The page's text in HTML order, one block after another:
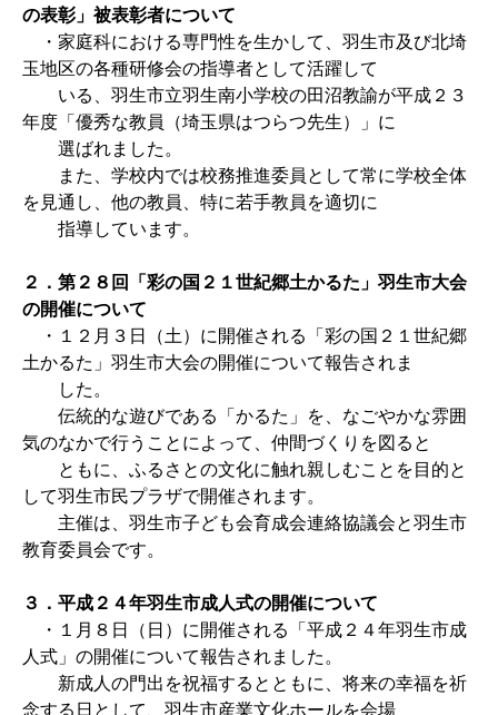
の表彰」被表彰者について
・家庭科における専門性を生かして、羽生市及び北埼
玉地区の各種研修会の指導者として活躍して
いる、羽生市立羽生南小学校の田沼教諭が平成２３
年度「優秀な教員（埼玉県はつらつ先生）」に
選ばれました。
また、学校内では校務推進委員として常に学校全体
を見通し、他の教員、特に若手教員を適切に
指導しています。
２． 第２８回「彩の国２１世紀郷土かるた」羽生市大会
の開催について
・１２月３日（土）に開催される「彩の国２１世紀郷
土かるた」羽生市大会の開催について報告されま
した。
伝統的な遊びである「かるた」を、なごやかな雰囲
気のなかで行うことによって、仲間づくりを図ると
ともに、ふるさとの文化に触れ親しむことを目的と
して羽生市民プラザで開催されます。
主催は、羽生市子ども会育成会連絡協議会と羽生市
教育委員会です。
３．平成２４年羽生市成人式の開催について
・１月８日（日）に開催される「平成２４年羽生市成
人式」の開催について報告されました。
新成人の門出を祝福するとともに、将来の幸福を祈
念する日として、羽生市産業文化ホールを会場